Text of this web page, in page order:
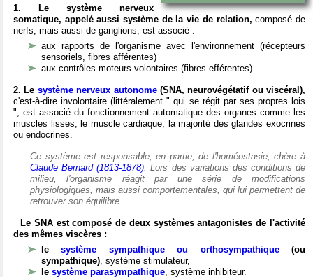
1. Le système nerveux
somatique, appelé aussi système de la vie de relation, composé de
nerfs, mais aussi de ganglions, est associé :
aux rapports de l'organisme avec l'environnement (récepteurs
sensoriels, fibres afférentes)
aux contrôles moteurs volontaires (fibres efférentes).
2. Le système nerveux autonome(SNA, neurovégétatif ou viscéral),
c'est-à-dire involontaire (littéralement " qui se régit par ses propres lois
", est associé du fonctionnement automatique des organes comme les
muscles lisses, le muscle cardiaque, la majorité des glandes exocrines
ou endocrines.
Ce système est responsable, en partie, de l'homéostasie, chère à
Claude Bernard (1813-1878). Lors des variations des conditions de
milieu, l'organisme réagit par une série de modifications
physiologiques, mais aussi comportementales, qui lui permettent de
retrouver son équilibre.
Le SNA est composé de deux systèmes antagonistes de l'activité
des mêmes viscères :
lesystème sympathique ou orthosympathique(ou
sympathique), système stimulateur,
le système parasympathique, système inhibiteur.